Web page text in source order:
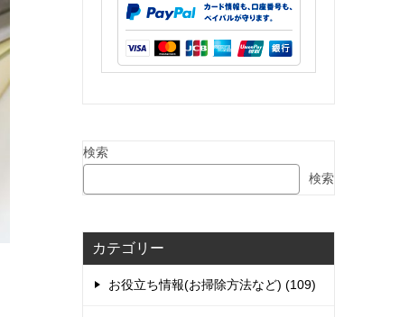
検索
検索
カテゴリー
お役立ち情報(お掃除方法など) (109)